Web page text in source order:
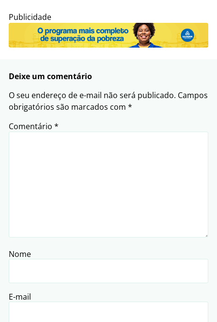
Publicidade
Deixe um comentário
O seu endereço de e-mail não será publicado. Campos
obrigatórios são marcados com *
Comentário *
Nome
E-mail